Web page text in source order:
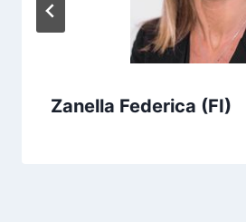
Zanella Federica (FI)